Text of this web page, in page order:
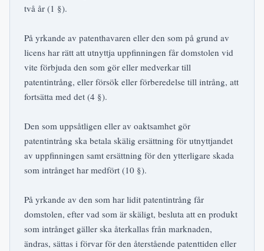
två år (1 §).
På yrkande av patenthavaren eller den som på grund av
licens har rätt att utnyttja uppfinningen får domstolen vid
vite förbjuda den som gör eller medverkar till
patentintrång, eller försök eller förberedelse till intrång, att
fortsätta med det (4 §).
Den som uppsåtligen eller av oaktsamhet gör
patentintrång ska betala skälig ersättning för utnyttjandet
av uppfinningen samt ersättning för den ytterligare skada
som intrånget har medfört (10 §).
På yrkande av den som har lidit patentintrång får
domstolen, efter vad som är skäligt, besluta att en produkt
som intrånget gäller ska återkallas från marknaden,
ändras, sättas i förvar för den återstående patenttiden eller